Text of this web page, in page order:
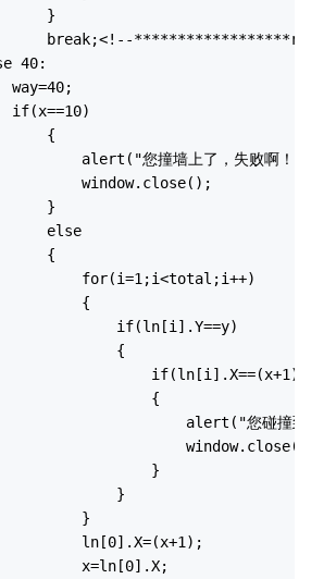
				}
break;<!--
40:
			way=40;
			if(x==10)
				{
					alert("您撞墙上了，失败啊！");
					window.close();
				}
				else
				{
					for(i=1;i<total;i++)
					{
						if(ln[i].Y==y)
						{
							if(ln[i].X==(x+1))
							{
alert("您碰
								window.close();
							}
						}
					}
					ln[0].X=(x+1);
					x=ln[0].X;